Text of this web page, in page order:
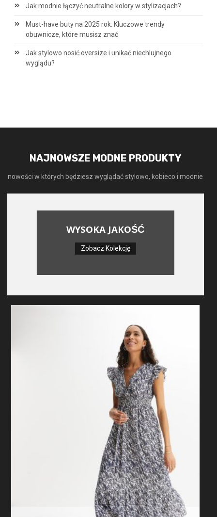
Jak modnie łączyć neutralne kolory w stylizacjach?
Must-have buty na 2025 rok: Kluczowe trendy
obuwnicze, które musisz znać
Jak stylowo nosić oversize i unikać niechlujnego
wyglądu?
NAJNOWSZE MODNE PRODUKTY
nowości w których będziesz wyglądać stylowo, kobieco i modnie
WYSOKA JAKOŚĆ
Zobacz Kolekcję